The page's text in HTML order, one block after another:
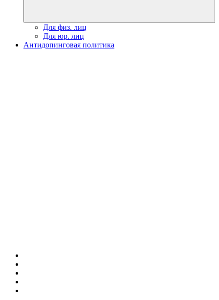
Для физ. лиц
Для юр. лиц
Антидопинговая политика